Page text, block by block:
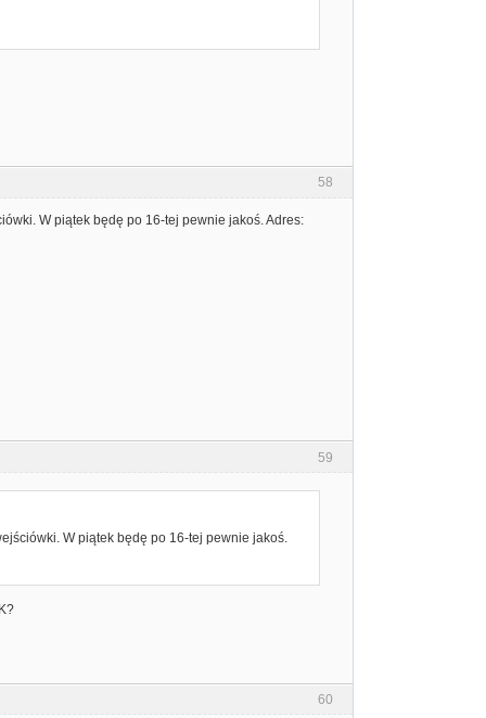
58
W piątek będę po 16-tej pewnie jakoś. Adres:
59
W piątek będę po 16-tej pewnie jakoś.
60